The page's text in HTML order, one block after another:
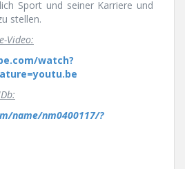
Sport und seiner Karriere und
stellen.
Video:
watch?
name/nm0400117/?